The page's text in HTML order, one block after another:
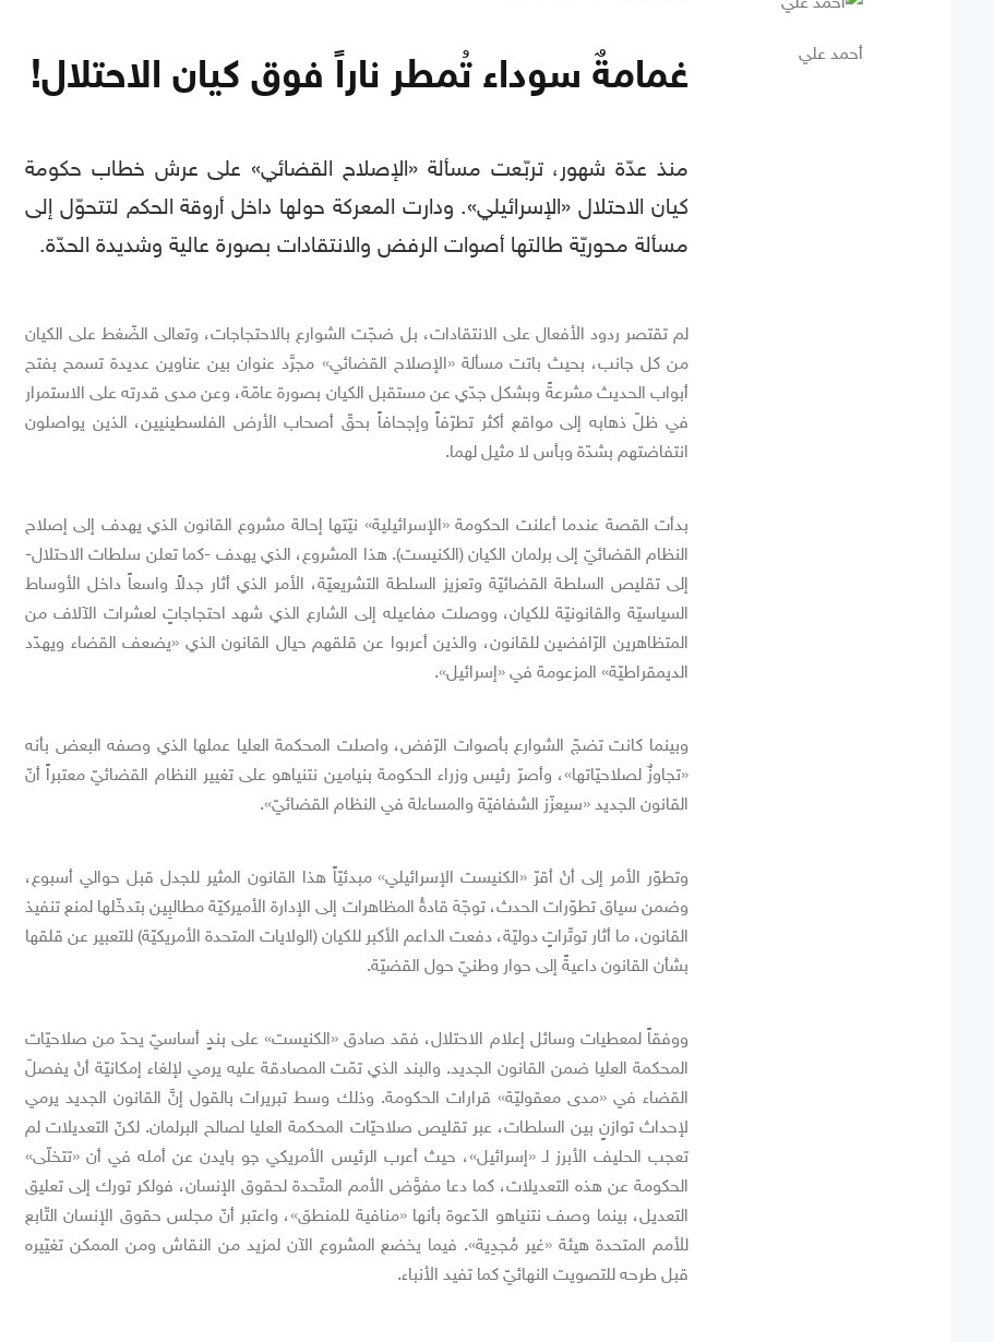
أحمد علي غمامةٌ سوداء تُمطر ناراً فوق كيان الاحتلال!
منذ عدّة شهور، تربّعت مسألة «الإصلاح القضائي» على عرش خطاب حكومة
كيان الاحتلال «الإسرائيلي». ودارت المعركة حولها داخل أروقة الحكم لتتحوّل إلى
مسألة محوريّة طالتها أصوات الرفض والانتقادات بصورة عالية وشديدة الحدّة.
لم تقتصر ردود الأفعال على الانتقادات، بل ضجّت الشوارع بالاحتجاجات، وتعالى الضّغط على الكيان
من كل جانب، بحيث باتت مسألة «الإصلاح القضائي» مجرَّد عنوان بين عناوين عديدة تسمح بفتح
أبواب الحديث مشرعةً وبشكل جدّي عن مستقبل الكيان بصورة عامّة، وعن مدى قدرته على الاستمرار
في ظلّ ذهابه إلى مواقع أكثر تطرّفاً وإجحافاً بحقّ أصحاب الأرض الفلسطينيين، الذين يواصلون
انتفاضتهم بشدّة وبأس لا مثيل لهما.
بدأت القصة عندما أعلنت الحكومة «الإسرائيلية» نيّتها إحالة مشروع القانون الذي يهدف إلى إصلاح
النظام القضائيّ إلى برلمان الكيان (الكنيست). هذا المشروع، الذي يهدف -كما تعلن سلطات الاحتلال-
إلى تقليص السلطة القضائيّة وتعزيز السلطة التشريعيّة، الأمر الذي أثار جدلاً واسعاً داخل الأوساط
السياسيّة والقانونيّة للكيان، ووصلت مفاعيله إلى الشارع الذي شهد احتجاجاتٍ لعشرات الآلاف من
المتظاهرين الرّافضين للقانون، والذين أعربوا عن قلقهم حيال القانون الذي «يضعف القضاء ويهدّد
الديمقراطيّة» المزعومة في «إسرائيل».
وبينما كانت تضجّ الشوارع بأصوات الرّفض، واصلت المحكمة العليا عملها الذي وصفه البعض بأنه
«تجاوزٌ لصلاحيّاتها»، وأصرّ رئيس وزراء الحكومة بنيامين نتنياهو على تغيير النظام القضائيّ معتبراً أنّ
القانون الجديد «سيعزّز الشفافيّة والمساءلة في النظام القضائيّ».
وتطوّر الأمر إلى أنْ أقرّ «الكنيست الإسرائيلي» مبدئيّاً هذا القانون المثير للجدل قبل حوالي أسبوع،
وضمن سياق تطوّرات الحدث، توجّهَ قادةُ المظاهرات إلى الإدارة الأميركيّة مطالبِين بتدخّلها لمنع تنفيذ
القانون، ما أثار توتّراتٍ دوليّة، دفعت الداعم الأكبر للكيان (الولايات المتحدة الأمريكيّة) للتعبير عن قلقها
بشأن القانون داعيةً إلى حوار وطنيّ حول القضيّة.
ووفقاً لمعطيات وسائل إعلام الاحتلال، فقد صادق «الكنيست» على بندٍ أساسيّ يحدّ من صلاحيّات
المحكمة العليا ضمن القانون الجديد. والبند الذي تمّت المصادقة عليه يرمي لإلغاء إمكانيّة أنْ يفصلَ
القضاء في «مدى معقوليّة» قرارات الحكومة. وذلك وسط تبريرات بالقول إنَّ القانون الجديد يرمي
لإحداث توازنٍ بين السلطات، عبر تقليص صلاحيّات المحكمة العليا لصالح البرلمان. لكنّ التعديلات لم
تعجب الحليف الأبرز لـ «إسرائيل»، حيث أعرب الرئيس الأمريكي جو بايدن عن أمله في أن «تتخلّى»
الحكومة عن هذه التعديلات، كما دعا مفوَّض الأمم المتّحدة لحقوق الإنسان، فولكر تورك إلى تعليق
التعديل، بينما وصف نتنياهو الدّعوة بأنها «منافية للمنطق»، واعتبر أنّ مجلس حقوق الإنسان التّابع
للأمم المتحدة هيئة «غير مُجدِية». فيما يخضع المشروع الآن لمزيد من النقاش ومن الممكن تغيّيره
قبل طرحه للتصويت النهائيّ كما تفيد الأنباء.